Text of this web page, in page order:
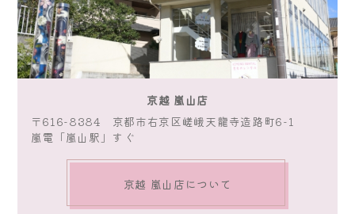
京越 嵐山店
〒616-8384 京都市右京区嵯峨天龍寺造路町6-1
嵐電「嵐山駅」すぐ
京越 嵐山店について